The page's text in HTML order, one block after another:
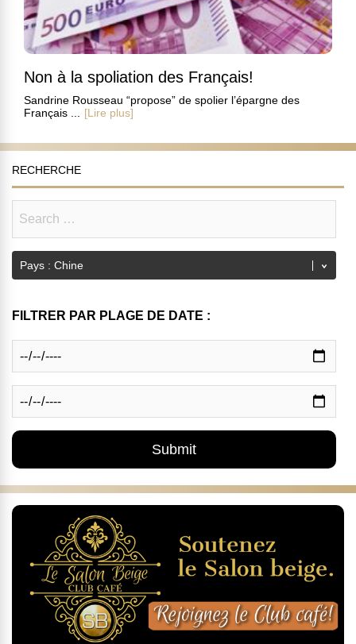
Non à la spoliation des Français!
Sandrine Rousseau “propose” de spolier l’épargne des
Français ...
[Lire plus]
RECHERCHE
FILTRER PAR PLAGE DE DATE :